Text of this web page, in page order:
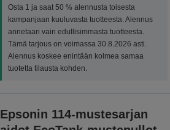
Osta 1 ja saat 50 % alennusta toisesta
kampanjaan kuuluvasta tuotteesta. Alennus
annetaan vain edullisimmasta tuotteesta.
Tämä tarjous on voimassa 30.8.2026 asti.
Alennus koskee enintään kolmea samaa
tuotetta tilausta kohden.
Epsonin 114-mustesarjan